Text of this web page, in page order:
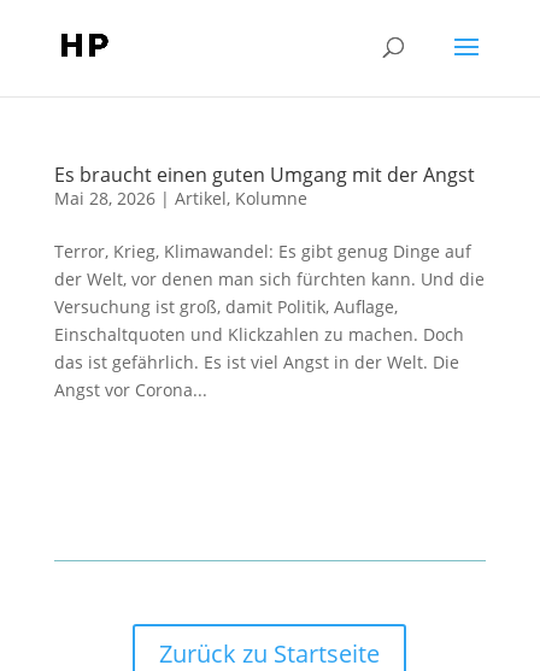
Es braucht einen guten Umgang mit der Angst
Mai 28, 2026| Artikel, Kolumne
Terror, Krieg, Klimawandel: Es gibt genug Dinge auf
der Welt, vor denen man sich fürchten kann. Und die
Versuchung ist groß, damit Politik, Auflage,
Einschaltquoten und Klickzahlen zu machen. Doch
das ist gefährlich. Es ist viel Angst in der Welt. Die
Angst vor Corona...
Zurück zu Startseite